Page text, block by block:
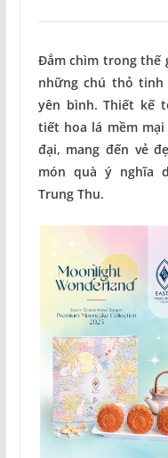
Đắm chìm trong thế
những chú thỏ tinh
yên bình. Thiết kế
tiết hoa lá mềm
đại, mang đến vẻ
món quà ý nghĩa
Trung Thu.